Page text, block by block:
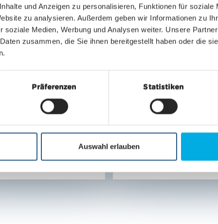
und Anzeigen zu personalisieren, Funktionen für soziale
zu analysieren. Außerdem geben wir Informationen zu
soziale Medien, Werbung und Analysen weiter. Unsere
zusammen, die Sie ihnen bereitgestellt haben oder die
Präferenzen Statistiken
Auswahl erlauben
ab CHF 14.00